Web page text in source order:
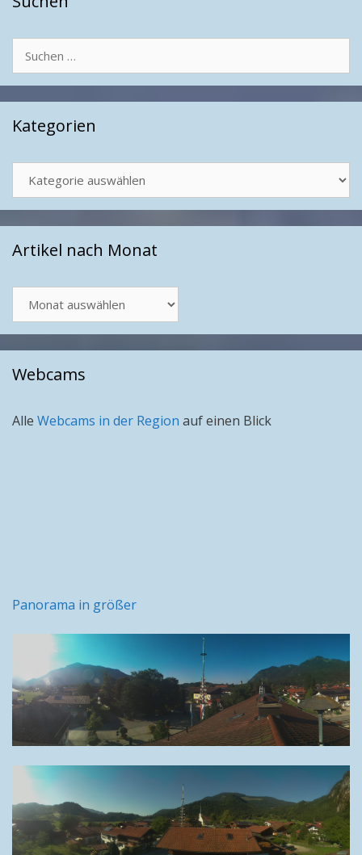
nach:
Kategorien
Artikel nach Monat
nach
Monat
Webcams
Alle Webcams in der Region auf einen Blick
Panorama in größer